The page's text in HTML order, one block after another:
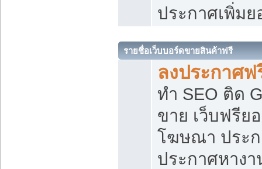
ประกาศเพิ่ม
รายชื่อเว็บบอร์ดขายสินค้าฟรี
ลงประกาศฟ
ทำ SEO ติด
ขาย เว็บฟรีย
โฆษณา ประ
ประกาศหาง